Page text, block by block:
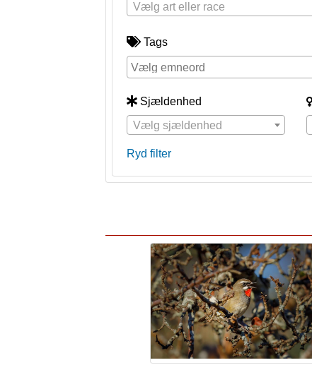
Vælg art eller race
Tags
Sjældenhed
Vælg sjældenhed
Ryd filter